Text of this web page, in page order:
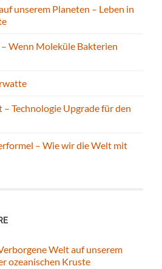
unserem Planeten – Leben in
Wenn Moleküle Bakterien
– Technologie Upgrade für den
– Wie wir die Welt mit
Welt auf unserem
ozeanischen Kruste